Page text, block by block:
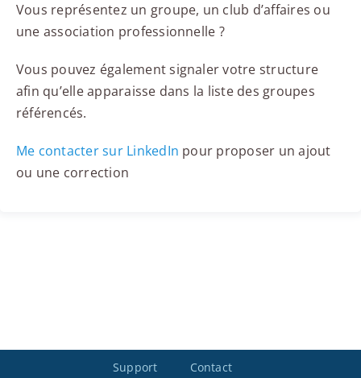
Vous représentez un groupe, un club d’affaires ou
une association professionnelle ?
Vous pouvez également signaler votre structure
afin qu’elle apparaisse dans la liste des groupes
référencés.
Me contacter sur LinkedIn pour proposer un ajout
ou une correction
Support
Contact